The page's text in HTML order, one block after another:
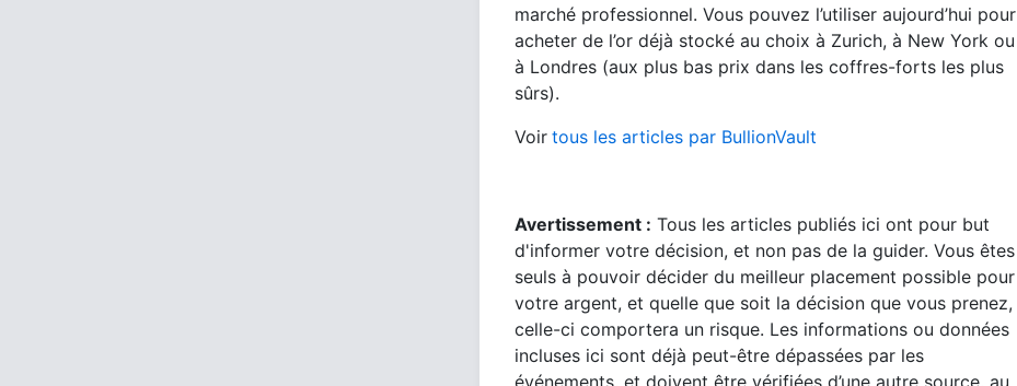
marché professionnel. Vous pouvez l’utiliser aujourd’hui pour
acheter de l’or déjà stocké au choix à Zurich, à New York ou
à Londres (aux plus bas prix dans les coffres-forts les plus
sûrs).
Voir tous les articles par BullionVault
Avertissement : Tous les articles publiés ici ont pour but
d'informer votre décision, et non pas de la guider. Vous êtes
seuls à pouvoir décider du meilleur placement possible pour
votre argent, et quelle que soit la décision que vous prenez,
celle-ci comportera un risque. Les informations ou données
incluses ici sont déjà peut-être dépassées par les
événements, et doivent être vérifiées d’une autre source, au